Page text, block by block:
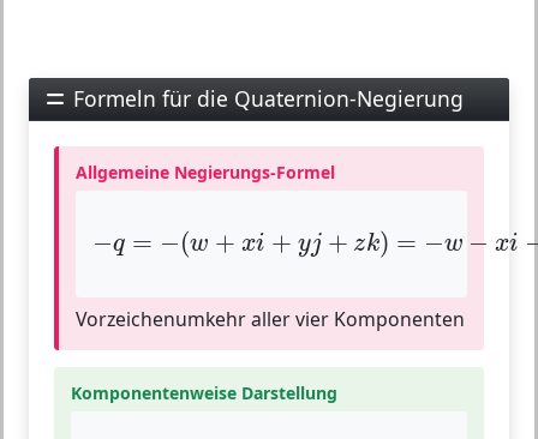
Formeln für die Quaternion-Negierung
Allgemeine Negierungs-Formel
−q = −(w + xi + yj + zk) = −w − xi
−q − w+ x y + k)= −
Vorzeichenumkehr aller vier Komponenten
Komponentenweise Darstellung